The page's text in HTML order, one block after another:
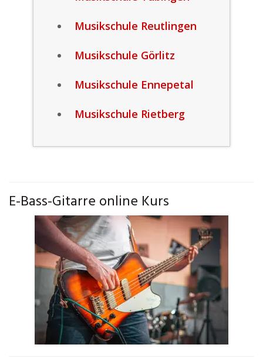
Musikschule Reutlingen
Musikschule Görlitz
Musikschule Ennepetal
Musikschule Rietberg
E-Bass-Gitarre online Kurs